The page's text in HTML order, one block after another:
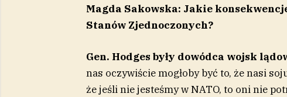
Magda Sakowska: Jakie
Stanów Zjednoczonych?
Gen. Hodges były dowódca wojsk
nas oczywiście mogłoby być to, że nasi
że jeśli nie jesteśmy w NATO, to oni nie